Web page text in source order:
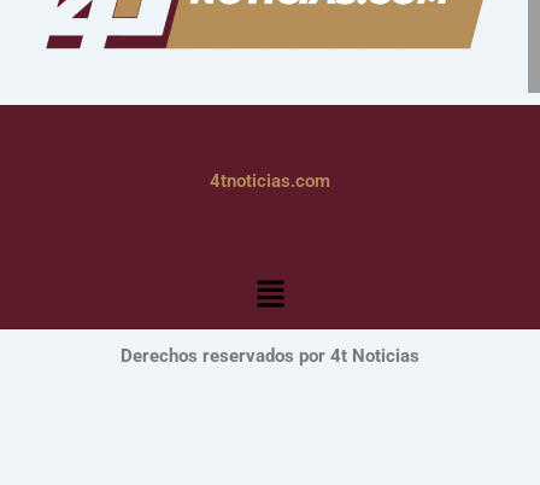
4tnoticias.com
Menú
Derechos reservados por 4t Noticias